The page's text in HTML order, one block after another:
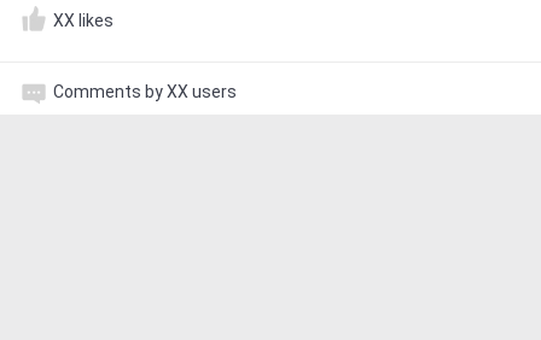
XX likes
Comments by XX users